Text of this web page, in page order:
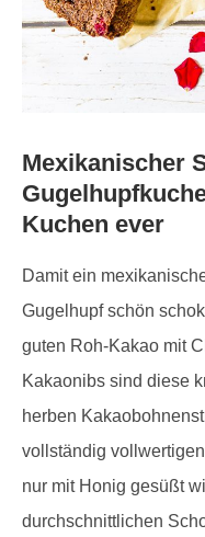
Mexikanischer
Kuchen ever
Damit ein
Gugelhupf schön
guten Roh-Kakao mit
Kakaonibs sind diese
herben
vollständig
nur mit Honig gesüßt
durchschnittlichen